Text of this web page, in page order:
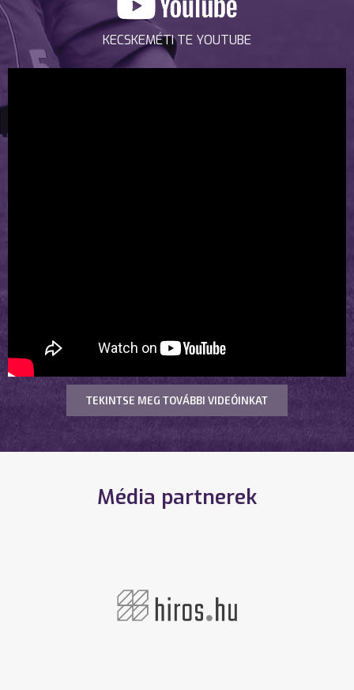
KECSKEMÉTI TE YOUTUBE
TEKINTSE MEG TOVÁBBI VIDEÓINKAT
Média partnerek